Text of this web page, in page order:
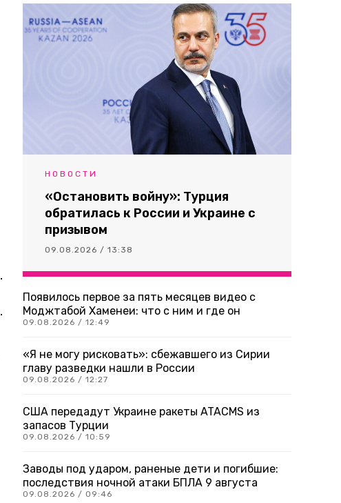
НОВОСТИ
«Остановить войну»: Турция
обратилась к России и Украине с
призывом
09.08.2026 / 13:38
Появилось первое за пять месяцев видео с
Моджтабой Хаменеи: что с ним и где он
09.08.2026 / 12:49
«Я не могу рисковать»: сбежавшего из Сирии
главу разведки нашли в России
09.08.2026 / 12:27
США передадут Украине ракеты ATACMS из
запасов Турции
09.08.2026 / 10:59
Заводы под ударом, раненые дети и погибшие:
последствия ночной атаки БПЛА 9 августа
09.08.2026 / 09:46